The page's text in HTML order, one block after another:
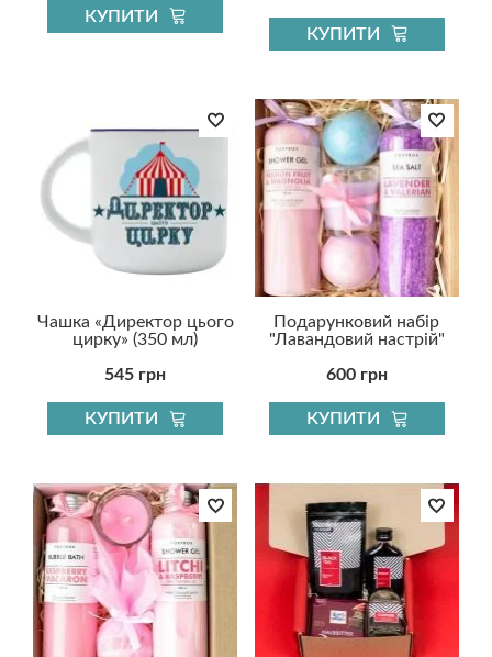
КУПИТИ
КУПИТИ
Чашка «Директор цього
цирку» (350 мл)
545 грн
КУПИТИ
Подарунковий набір
"Лавандовий настрій"
600 грн
КУПИТИ